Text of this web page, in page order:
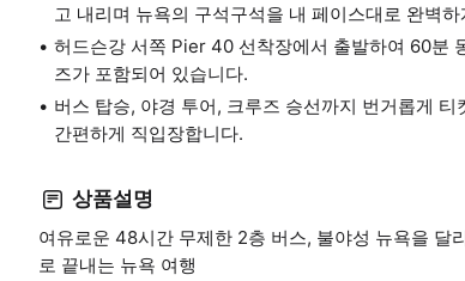
고 내리며 뉴욕의 구석구석을 내 페이스대로 완벽
허드슨강 서쪽 Pier 40 선착장에서 출발하여 60분
즈가 포함되어 있습니다.
버스 탑승, 야경 투어, 크루즈 승선까지 번거롭게
간편하게 직입장합니다.
상품설명
여유로운 48시간 무제한 2층 버스, 불야성 뉴욕을
로 끝내는 뉴욕 여행